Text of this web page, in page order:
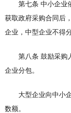
第七条 中小企业依
获取政府采购合同后
企业，中型企业不得
第八条 鼓励采购人
企业分包。
大型企业向中小企
数额。